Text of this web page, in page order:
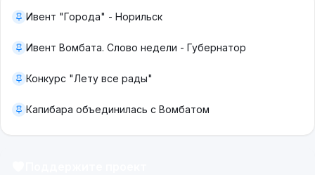
Ивент "Города" - Норильск
Ивент Вомбата. Слово недели - Губернатор
Конкурс "Лету все рады"
Капибара объединилась с Вомбатом